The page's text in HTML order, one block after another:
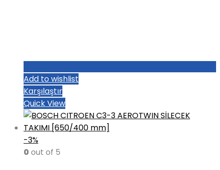
Add to wishlist
Karşılaştır
Quick View
-3%
0 out of 5